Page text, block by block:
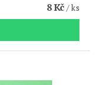
8 Kč/ ks